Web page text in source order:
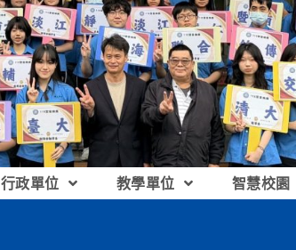
行政單位 教學單位 智慧校園